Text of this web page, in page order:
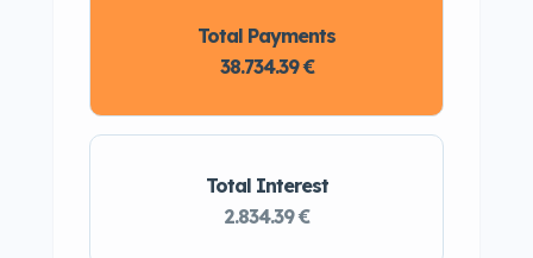
Total Interest
2.834.39 €
Total Payments
38.734.39 €